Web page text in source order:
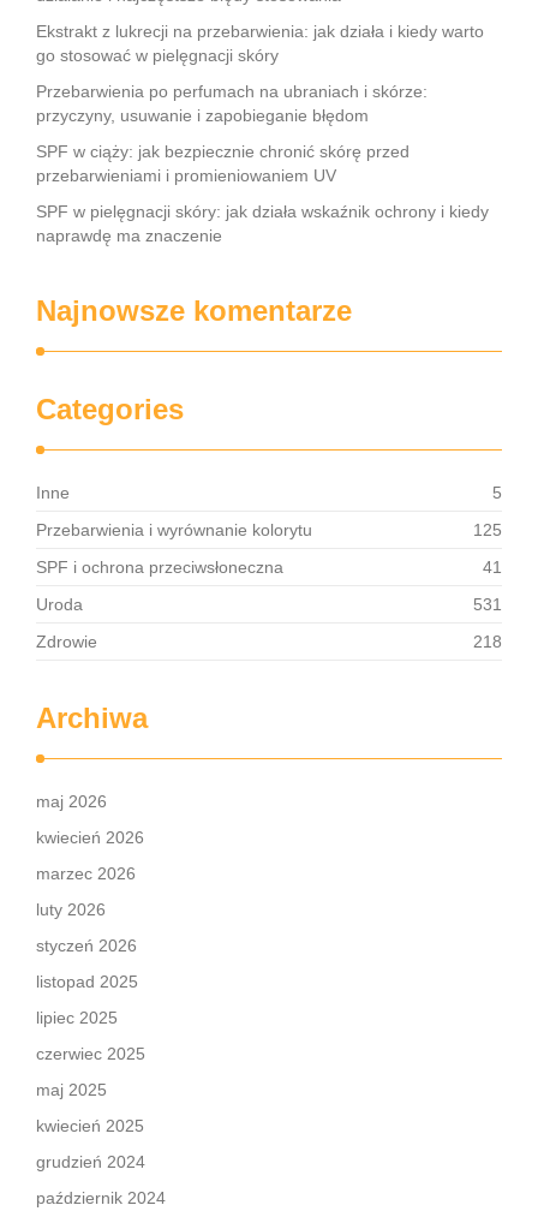
Ekstrakt z lukrecji na przebarwienia: jak działa i kiedy warto
go stosować w pielęgnacji skóry
Przebarwienia po perfumach na ubraniach i skórze:
przyczyny, usuwanie i zapobieganie błędom
SPF w ciąży: jak bezpiecznie chronić skórę przed
przebarwieniami i promieniowaniem UV
SPF w pielęgnacji skóry: jak działa wskaźnik ochrony i kiedy
naprawdę ma znaczenie
Najnowsze komentarze
Categories
Inne
5
Przebarwienia i wyrównanie kolorytu
125
SPF i ochrona przeciwsłoneczna
41
Uroda
531
Zdrowie
218
Archiwa
maj 2026
kwiecień 2026
marzec 2026
luty 2026
styczeń 2026
listopad 2025
lipiec 2025
czerwiec 2025
maj 2025
kwiecień 2025
grudzień 2024
październik 2024